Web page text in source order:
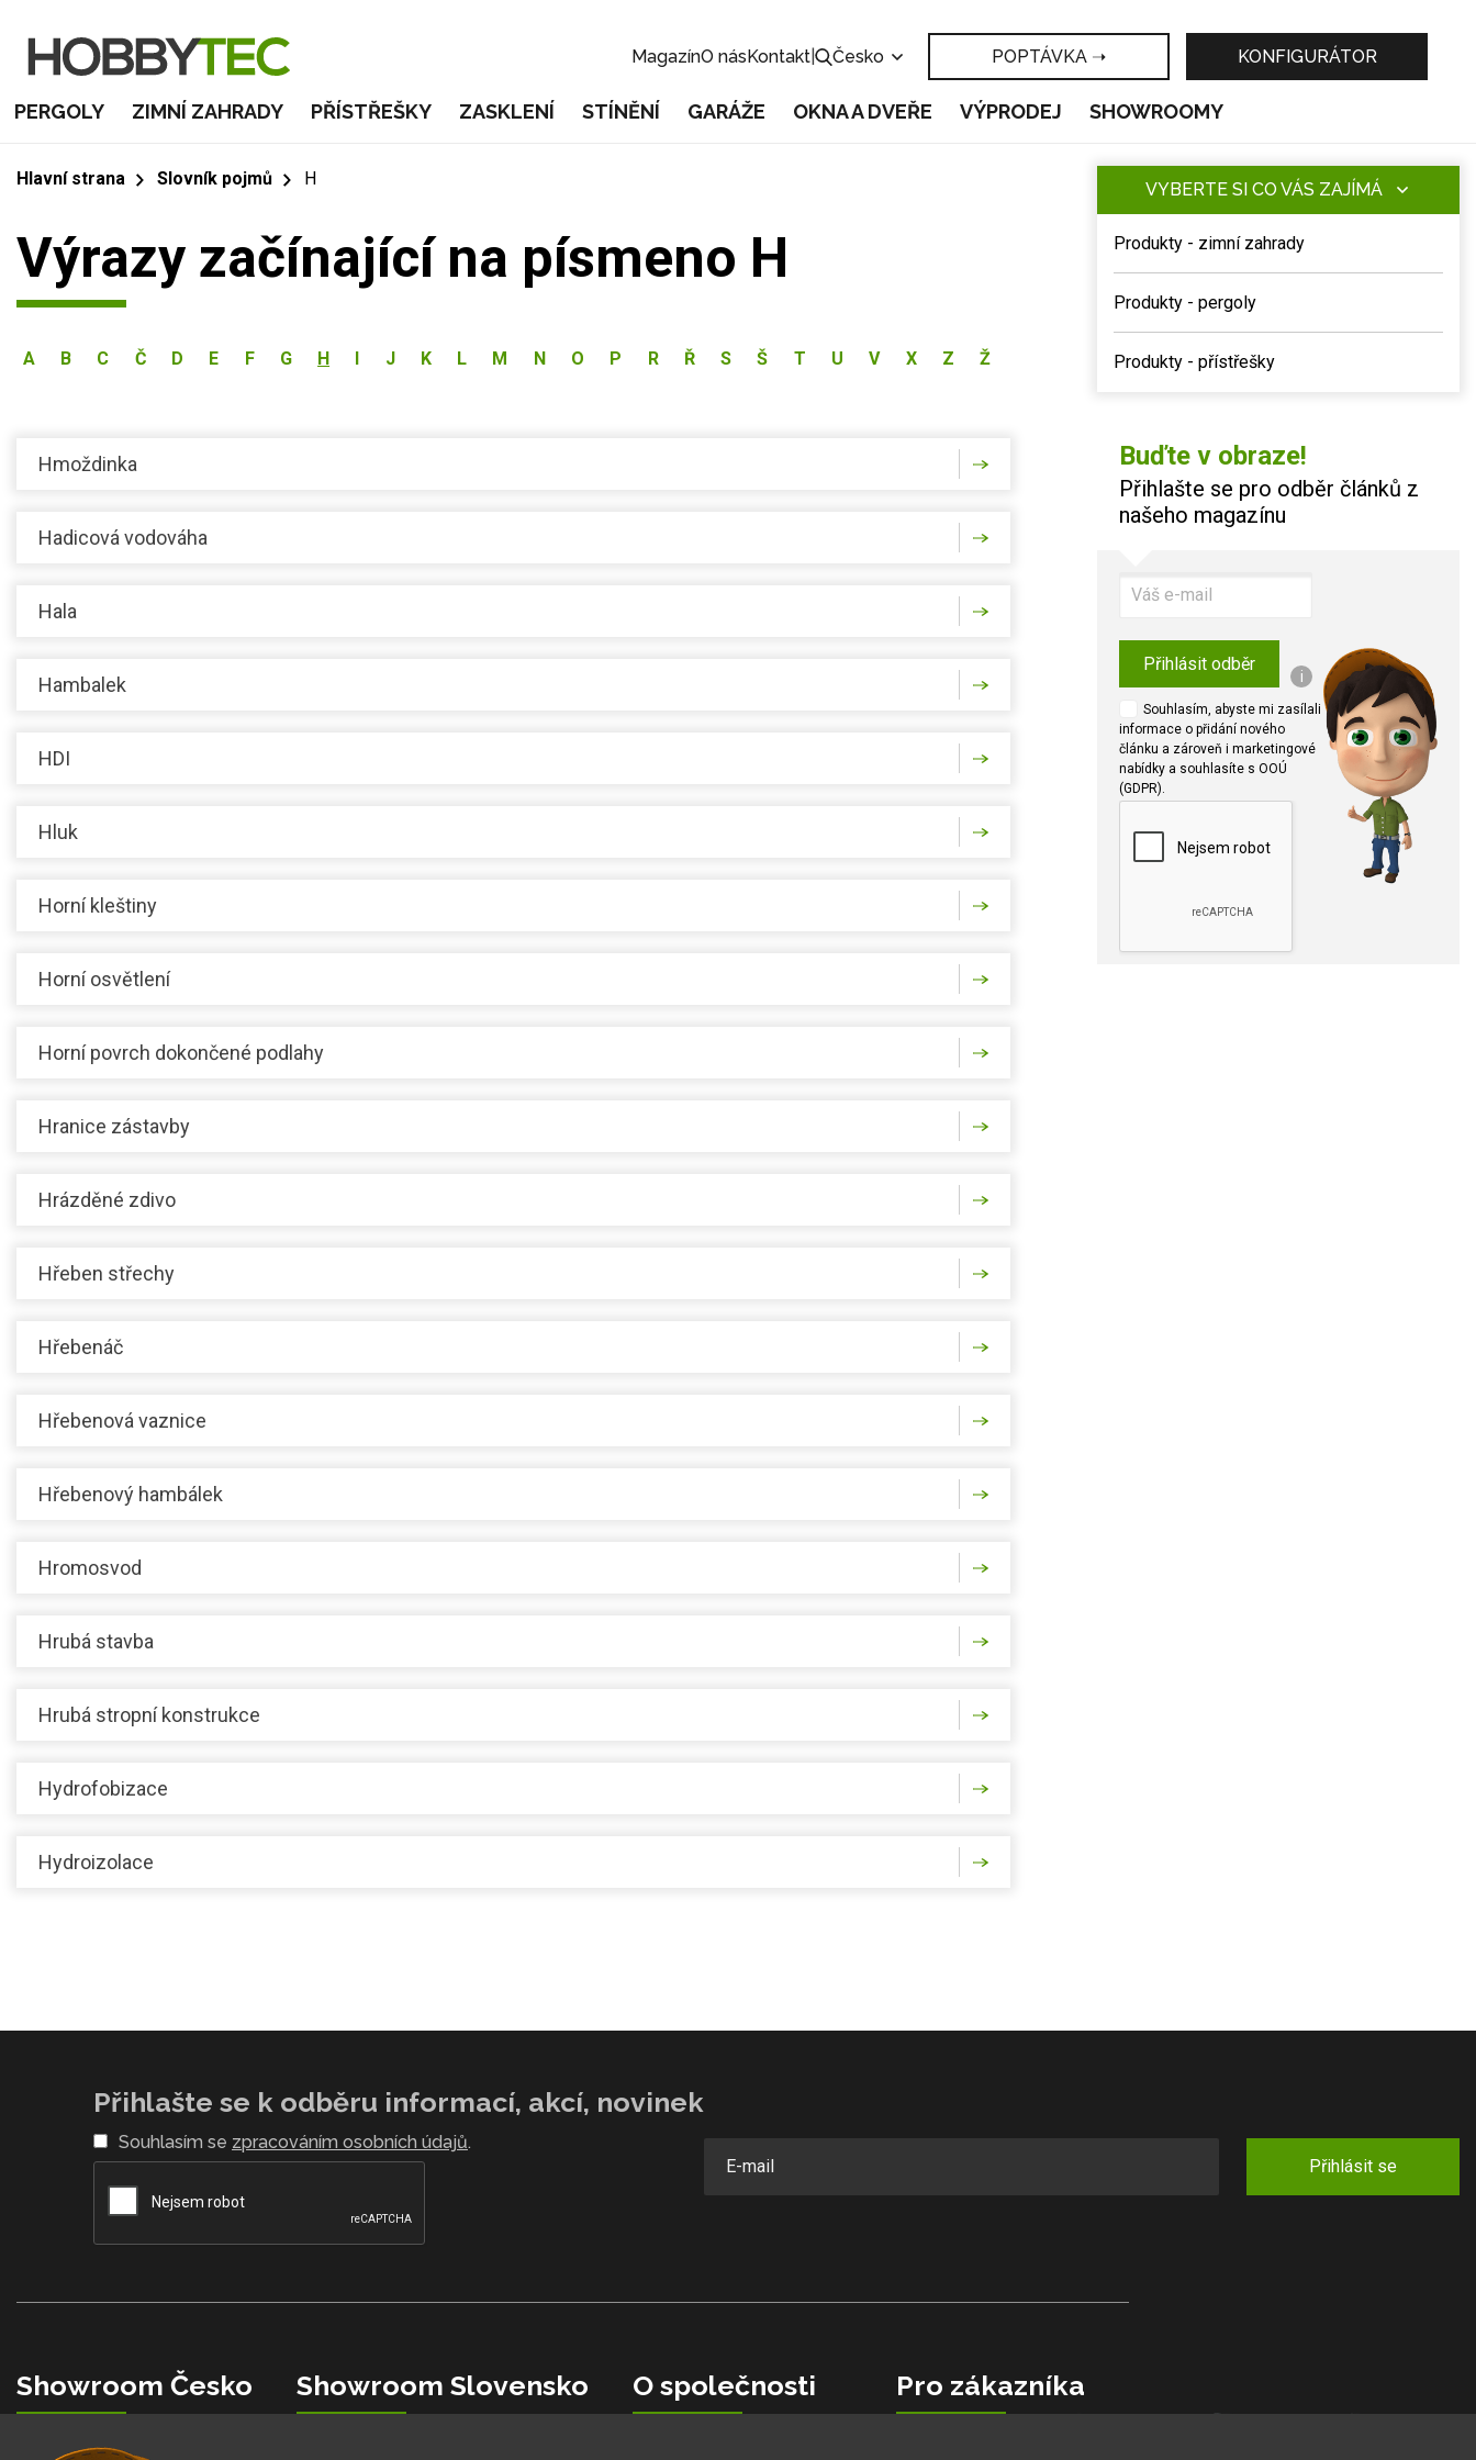
MagazínO násKontakt Česko POPTÁVKA ➝ KONFIGURÁTOR
PERGOLY ZIMNÍ ZAHRADY PŘÍSTŘEŠKY ZASKLENÍ STÍNĚNÍ GARÁŽE OKNA A DVEŘE VÝPRODEJ SHOWROOMY
VYBERTE SI CO VÁS ZAJÍMÁ
Produkty - zimní zahrady
Produkty - pergoly
Produkty - přístřešky
Buďte v obraze!
Přihlašte se pro odběr článků z
našeho magazínu
Přihlásit odběr
i
Souhlasím, abyste mi zasílali
informace o přidání nového
článku a zároveň i marketingové
nabídky a souhlasíte s OOÚ
(GDPR).
Hlavní strana Slovník pojmů H
Výrazy začínající na písmeno H
A B C Č D E F G H I J K L M N O P R Ř S Š T U V X Z Ž
Hmoždinka
Hadicová vodováha
Hala
Hambalek
HDI
Hluk
Horní kleštiny
Horní osvětlení
Horní povrch dokončené podlahy
Hranice zástavby
Hrázděné zdivo
Hřeben střechy
Hřebenáč
Hřebenová vaznice
Hřebenový hambálek
Hromosvod
Hrubá stavba
Hrubá stropní konstrukce
Hydrofobizace
Hydroizolace
Přihlašte se k odběru informací, akcí, novinek
Souhlasím se zpracováním osobních údajů.
Přihlásit se
Showroom Česko
+420 734 853 482
Showroom Slovensko O společnosti Pro zákazníka